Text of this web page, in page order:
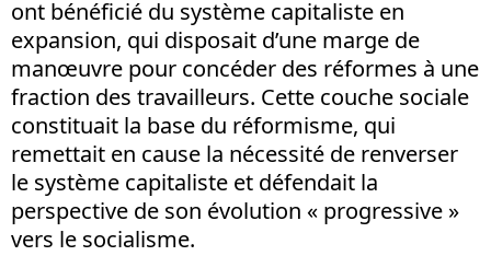
ont bénéficié du système capitaliste en
expansion, qui disposait d’une marge de
manœuvre pour concéder des réformes à une
fraction des travailleurs. Cette couche sociale
constituait la base du réformisme, qui
remettait en cause la nécessité de renverser
le système capitaliste et défendait la
perspective de son évolution « progressive »
vers le socialisme.